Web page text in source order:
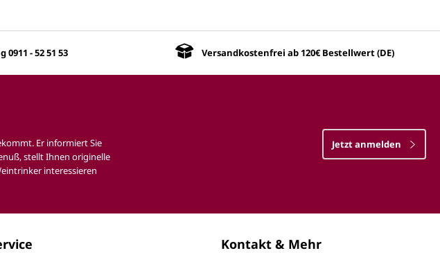
Vorteile
0911 - 52 51 53 Versandkostenfrei ab 120€ Bestellwert (DE)
Er informiert Sie
stellt Ihnen originelle
interessieren
Jetzt anmelden
Kontakt & Mehr